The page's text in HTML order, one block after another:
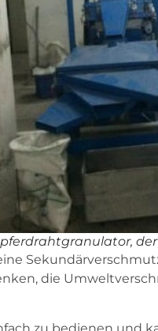
die
zu bedienen und